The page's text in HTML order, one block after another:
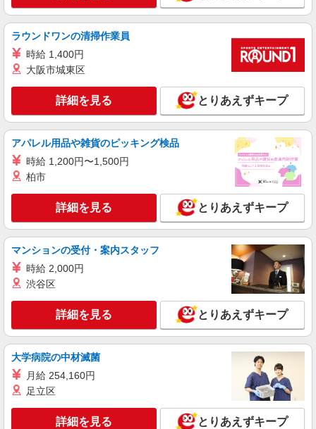
株式会社ミライエ
接客販売スタッフ
時給1,600円 ※交通費上限40,000円まで支給
※試用期間2ヶ月あり ※スキル・言語・能力によ
キープ 詳細を見る
派遣社員
株式会社ミライエ
時給1,750円 ※交通費上限40,000円まで支給
※試用期間2ヶ月あり(試用期間中は時給1,600円)
大阪府泉佐野市
キープ 詳細を見る
派遣社員
接客販売スタッフ
時給1,600円 ※試用期間2ヶ月あり ※スキル・
言語・能力によっては時給は異なります。
詳細を見る
ラウンドワンの清掃作業員
時給 1,400円
大阪市城東区
詳細を見る とりあえずキープ
アパレル用品や雑貨のピッキング検品
時給 1,200円〜1,500円
柏市
詳細を見る とりあえずキープ
マンションの受付・案内スタッフ
時給 2,000円
渋谷区
詳細を見る とりあえずキープ
大学病院の中材滅菌
月給 254,160円
足立区
詳細を見る とりあえずキープ